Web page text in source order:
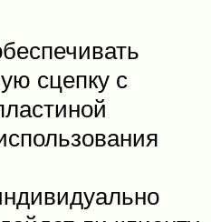
сцепку с